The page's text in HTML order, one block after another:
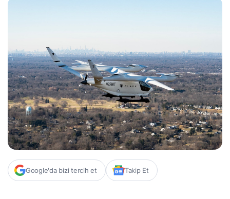
Google'da bizi tercih et Takip Et